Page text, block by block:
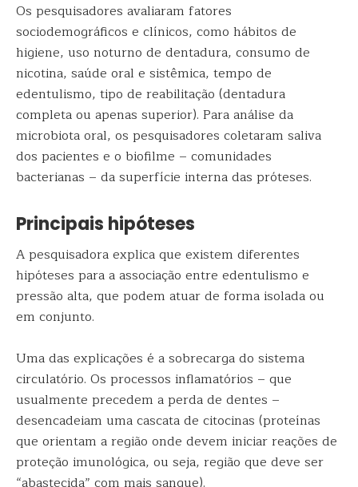
Os pesquisadores avaliaram fatores
sociodemográficos e clínicos, como hábitos de
higiene, uso noturno de dentadura, consumo de
nicotina, saúde oral e sistêmica, tempo de
edentulismo, tipo de reabilitação (dentadura
completa ou apenas superior). Para análise da
microbiota oral, os pesquisadores coletaram saliva
dos pacientes e o biofilme – comunidades
bacterianas – da superfície interna das próteses.
Principais hipóteses
A pesquisadora explica que existem diferentes
hipóteses para a associação entre edentulismo e
pressão alta, que podem atuar de forma isolada ou
em conjunto.
Uma das explicações é a sobrecarga do sistema
circulatório. Os processos inflamatórios – que
usualmente precedem a perda de dentes –
desencadeiam uma cascata de citocinas (proteínas
que orientam a região onde devem iniciar reações de
proteção imunológica, ou seja, região que deve ser